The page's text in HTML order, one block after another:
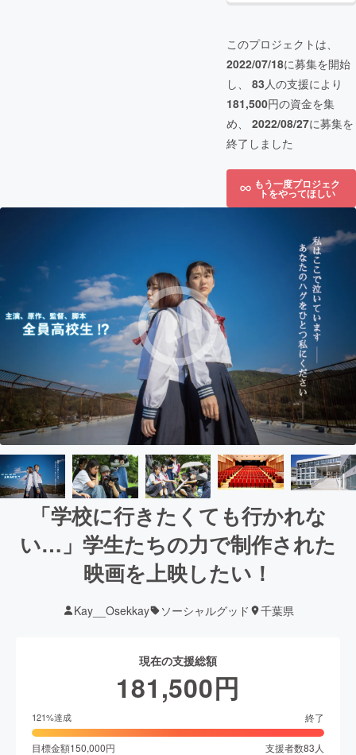
このプロジェクトは、
2022/07/18に募集を開始
し、 83人の支援により
181,500円の資金を集
め、 2022/08/27に募集を
終了しました
もう一度プロジェク
トをやってほしい
「学校に行きたくても行かれな
い…」学生たちの力で制作された
映画を上映したい！
Kay__Osekkay ソーシャルグッド 千葉県
現在の支援総額
181,500円
121%達成 終了
目標金額150,000円 支援者数83 人